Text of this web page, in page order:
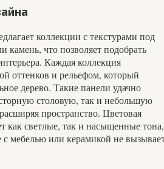
коллекции с текстурами под
камень, что позволяет подобрать
Каждая коллекция
оттенков и рельефом, который
дерево. Такие панели удачно
столовую, так и небольшую
пространство. Цветовая
как светлые, так и насыщенные тона,
с мебелью или керамикой не